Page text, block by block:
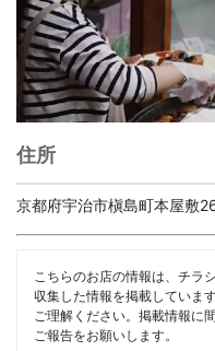
住所
京都府宇治市槇島町本屋敷
こちらのお店の情報は、チラ
収集した情報を掲載していま
ご理解ください。掲載情報に
ご報告をお願いします。